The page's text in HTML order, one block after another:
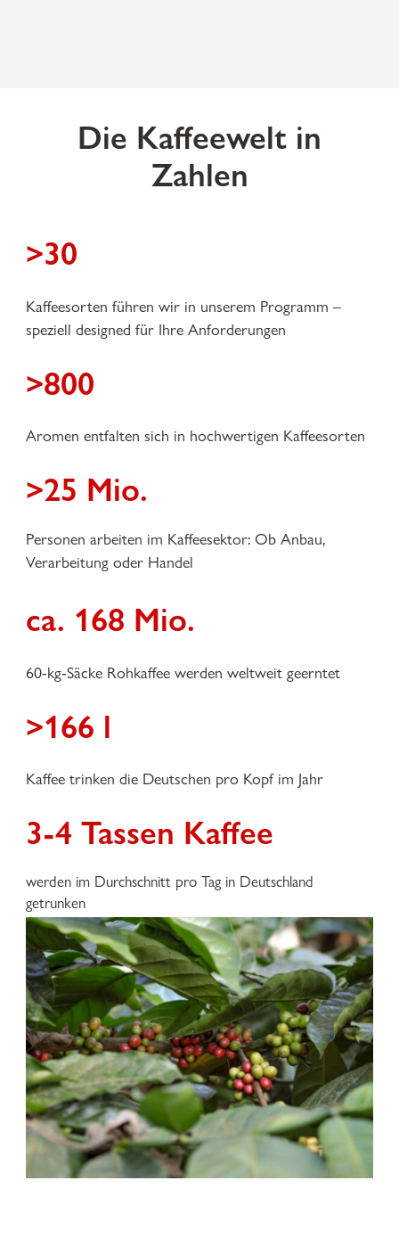
Die Kaffeewelt in
Zahlen
>30
Kaffeesorten führen wir in unserem Programm –
speziell designed für Ihre Anforderungen
>800
Aromen entfalten sich in hochwertigen Kaffeesorten
>25 Mio.
Personen arbeiten im Kaffeesektor: Ob Anbau,
Verarbeitung oder Handel
ca. 168 Mio.
60-kg-Säcke Rohkaffee werden weltweit geerntet
>166 l
Kaffee trinken die Deutschen pro Kopf im Jahr
3-4 Tassen Kaffee
werden im Durchschnitt pro Tag in Deutschland
getrunken